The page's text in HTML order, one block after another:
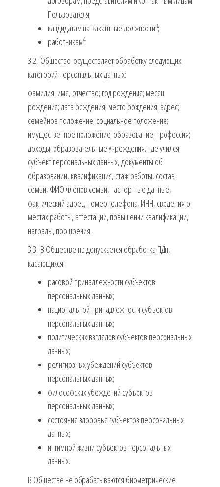
Пользователя;
кандидатам на вакантные должности3;
работникам4.
3.2. Общество осуществляет обработку следующих
категорий персональных данных:
фамилия, имя, отчество; год рождения; месяц
рождения; дата рождения; место рождения; адрес;
семейное положение; социальное положение;
имущественное положение; образование; профессия;
доходы; образовательные учреждения, где учился
субъект персональных данных, документы об
образовании, квалификация, стаж работы, состав
семьи, ФИО членов семьи, паспортные данные,
фактический адрес, номер телефона, ИНН, сведения о
местах работы, аттестации, повышении квалификации,
награды, поощрения.
3.3. В Обществе не допускается обработка ПДн,
касающихся:
расовой принадлежности субъектов
персональных данных;
национальной принадлежности субъектов
персональных данных;
политических взглядов субъектов персональных
данных;
религиозных убеждений субъектов
персональных данных;
философских убеждений субъектов
персональных данных;
состояния здоровья субъектов персональных
данных;
интимной жизни субъектов персональных
данных.
В Обществе не обрабатываются биометрические